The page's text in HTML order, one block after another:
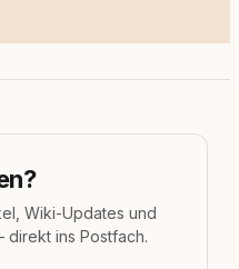
Wiki-Updates und
ins Postfach.